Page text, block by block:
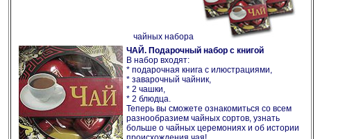
чайных набора
ЧАЙ. Подарочный набор с книгой
В набор входят:
* подарочная книга с илюстрациями,
* заварочный чайник,
* 2 чашки,
* 2 блюдца.
Теперь вы сможете ознакомиться со всем
разнообразием чайных сортов, узнать
больше о чайных церемониях и об истории